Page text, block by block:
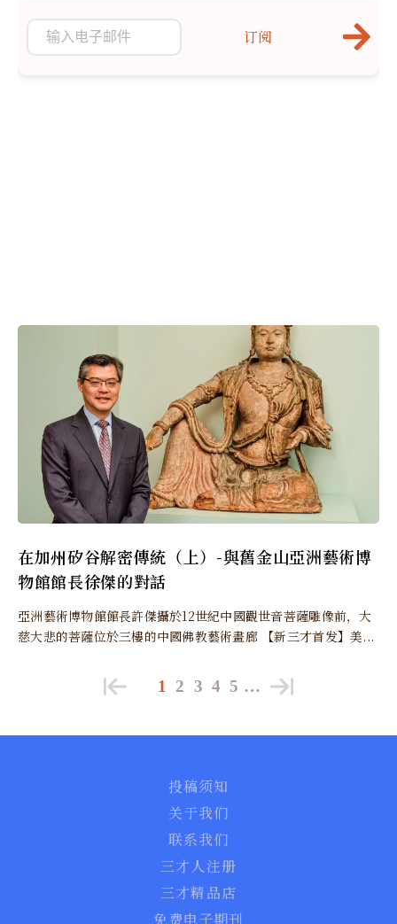
在加州矽谷解密傳統（上）-與舊金山亞洲藝術博
物館館長徐傑的對話
亞洲藝術博物館館長許傑攝於12世紀中國觀世音菩薩雕像前，大
慈大悲的菩薩位於三樓的中國佛教藝術畫廊 【新三才首发】美...
订阅
1 2 3 4 5 …
投稿须知
关于我们
联系我们
三才人注册
三才精品店
免费电子期刊